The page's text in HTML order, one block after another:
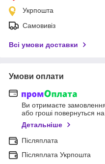
Укрпошта
Самовивіз
Всі умови доставки
Умови оплати
Ви отримаєте
або гроші повернуться
Детальніше
Післяплата
Післяплата Укрпошта